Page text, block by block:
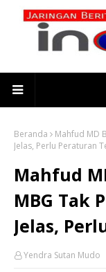
Beranda
Mahfud MD
Jelas, Perlu Peraturan
Mahfud
MBG Tak
Jelas,
Yendra Sutan Mudo